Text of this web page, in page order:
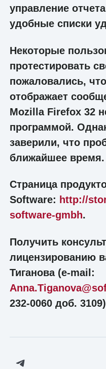
управление
удобные списки
Некоторые
протестировать
пожаловались,
отображает
Mozilla Firefox 32
программой.
заверили, что
ближайшее время.
Страница
Software: http://
software-gmbh.
Получить
лицензированию
Тиганова (e-mail:
232-0060 доб.